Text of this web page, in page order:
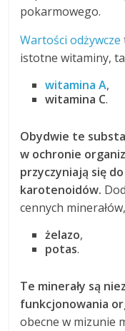
pokarmowego.
Wartości odżywcze
istotne witaminy,
witamina A,
witamina C.
Obydwie te
w ochronie
przyczyniają się
karotenoidów.
cennych
żelazo,
potas.
Te minerały są
funkcjonowania
obecne w mizunie